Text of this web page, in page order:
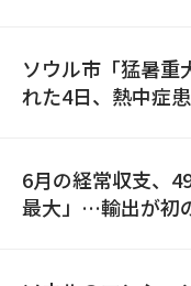
ソウル市「猛暑重
れた4日、熱中症
6月の経常収支、
最大」…輸出が初